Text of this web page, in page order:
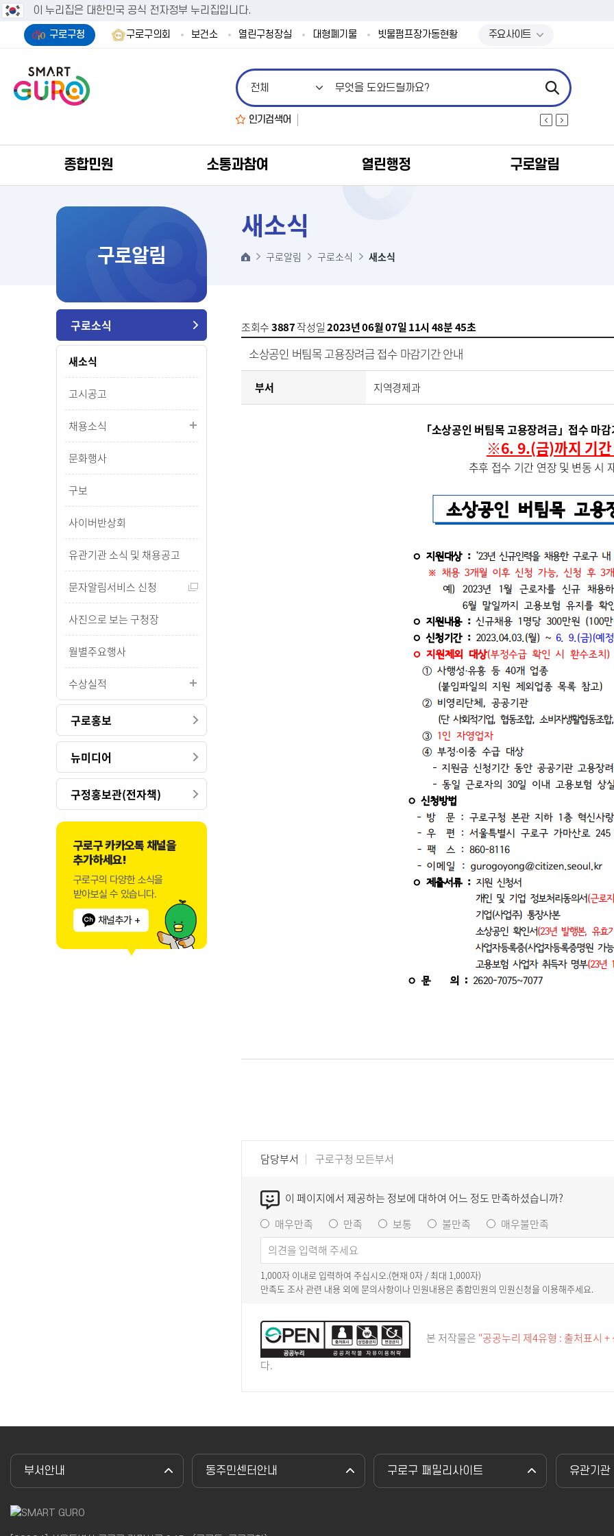
이 누리집은 대한민국 공식 전자정부 누리집입니다.
구로구청 구로구의회 보건소 열린구청장실 대형폐기물 빗물펌프장가동현황 주요사이트
인기검색어
종합민원 소통과참여 열린행정 구로알림
구로알림
구로소식
새소식
고시공고
채용소식
문화행사
구보
사이버반상회
유관기관 소식 및 채용공고
문자알림서비스 신청
사진으로 보는 구청장
월별주요행사
수상실적
구로홍보
뉴미디어
구정홍보관(전자책)
구로구 카카오톡 채널을
추가하세요!
구로구의 다양한 소식을
받아보실 수 있습니다.
채널추가 +
새소식
구로알림 구로소식 새소식
조회수3887작성일2023년 06월 07일 11시 48분 45초
소상공인 버팀목 고용장려금 접수 마감기간 안내
부서 지역경제과
「소상공인 버팀목 고용장려금」접수 마
※6. 9.(금)까지 기간
추후 접수 기간 연장 및 변동 시
담당부서 구로구청 모든부서
이 페이지에서 제공하는 정보에 대하여 어느 정도 만족하셨습니까?
매우만족
만족 보통 불만족 매우불만족
1,000자 이내로 입력하여 주십시오.(현재0자 / 최대 1,000자)
만족도 조사 관련 내용 외에 문의사항이나 민원내용은 종합민원의 민원신청을 이용해주세요.
본 저작물은 "공공누리 제4유형 : 출처표시
다.
부서안내 동주민센터안내 구로구 패밀리사이트 유관기관